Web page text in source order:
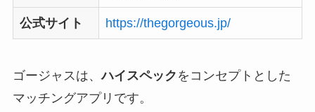
公式サイト https://thegorgeous.jp/
ゴージャスは、ハイスペック をコンセプトとした
マッチングアプリです。